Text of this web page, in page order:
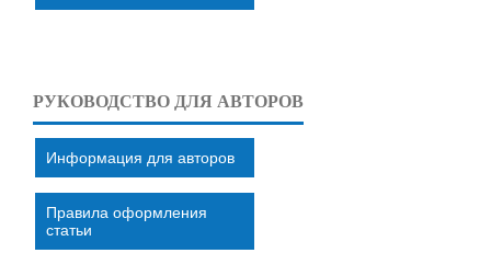
РУКОВОДСТВО ДЛЯ АВТОРОВ
Информация для авторов
Правила оформления
статьи